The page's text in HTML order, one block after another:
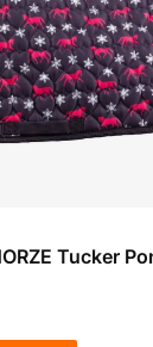
HORZE Tucker